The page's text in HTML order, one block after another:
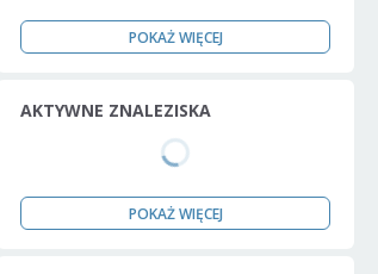
POKAŻ WIĘCEJ
AKTYWNE ZNALEZISKA
POKAŻ WIĘCEJ